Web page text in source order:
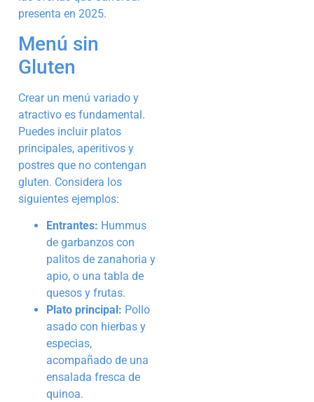
presenta en 2025.
Menú sin
Gluten
Crear un menú variado y
atractivo es fundamental.
Puedes incluir platos
principales, aperitivos y
postres que no contengan
gluten. Considera los
siguientes ejemplos:
Entrantes: Hummus
de garbanzos con
palitos de zanahoria y
apio, o una tabla de
quesos y frutas.
Plato principal: Pollo
asado con hierbas y
especias,
acompañado de una
ensalada fresca de
quinoa.